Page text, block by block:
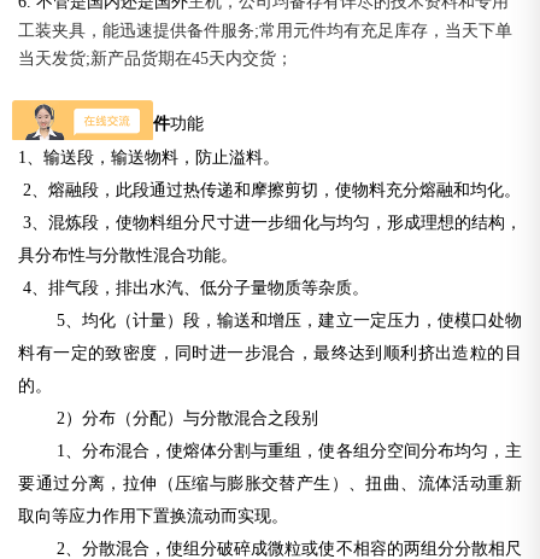
工装夹具，能迅速提供备件服务;常用元件均有充足库存，当天下单
当天发货;新产品货期在45天内交货；
小型不锈钢螺纹元件功能
1、输送段，输送物料，防止溢料。
2、熔融段，此段通过热传递和摩擦剪切，使物料充分熔融和均化。
3、混炼段，使物料组分尺寸进一步细化与均匀，形成理想的结构，
具分布性与分散性混合功能。
4、排气段，排出水汽、低分子量物质等杂质。
5、均化（计量）段，输送和增压，建立一定压力，使模口处物
料有一定的致密度，同时进一步混合，最终达到顺利挤出造粒的目
的。
2）分布（分配）与分散混合之段别
1、分布混合，使熔体分割与重组，使各组分空间分布均匀，主
要通过分离，拉伸（压缩与膨胀交替产生）、扭曲、流体活动重新
取向等应力作用下置换流动而实现。
2、分散混合，使组分破碎成微粒或使不相容的两组分分散相尺